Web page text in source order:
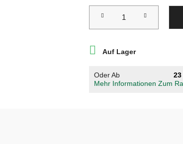
 Auf Lager
Oder Ab
23
Mehr Informationen Zum